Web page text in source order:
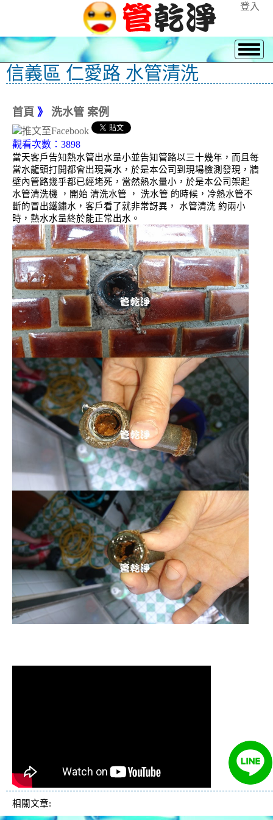
登入
信義區 仁愛路 水管清洗
首頁 》 洗水管 案例
觀看次數：3898
當天客戶告知熱水管出水量小並告知管路以三十幾年，而且每
當水龍頭打開都會出現黃水，於是本公司到現場檢測發現，牆
壁內管路幾乎都已經堵死，當然熱水量小，於是本公司架起
水管清洗機 ，開始 清洗水管 ， 洗水管 的時候，冷熱水管不
斷的冒出鐵鏽水，客戶看了就非常訝異， 水管清洗 約兩小
時，熱水水量終於能正常出水。
相關文章: